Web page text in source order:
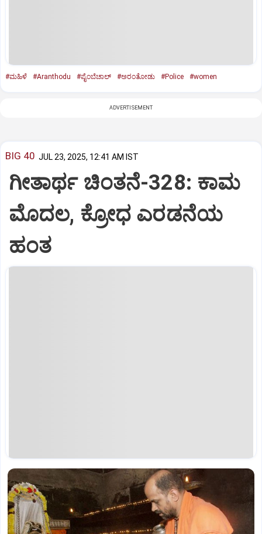
#ಮಹಿಳೆ #Aranthodu #ಪೈಂಬೆಚಾಲ್‌ #ಅರಂತೋಡು #Police #women
ADVERTISEMENT
BIG 40 JUL 23, 2025, 12:41 AM IST
ಗೀತಾರ್ಥ ಚಿಂತನೆ-328: ಕಾಮ
ಮೊದಲ, ಕ್ರೋಧ ಎರಡನೆಯ
ಹಂತ